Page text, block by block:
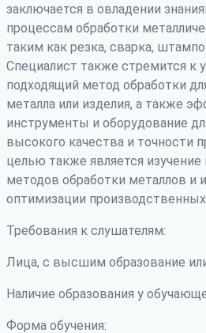
заключается в овладении
процессам обработки
таким как резка, сварка,
Специалист также стремится к
подходящий метод обработки
металла или изделия, а также
инструменты и оборудование
высокого качества и точности
целью также является
методов обработки металлов и
оптимизации
Требования к слушателям:
Лица, с высшим образование
Наличие образования у
Форма обучения: